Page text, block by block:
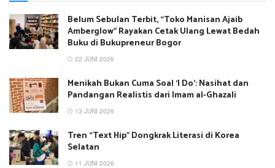
Belum Sebulan Terbit, “Toko Manisan Ajaib
Amberglow” Rayakan Cetak Ulang Lewat Bedah
Buku di Bukupreneur Bogor
22 JUNI 2026
Menikah Bukan Cuma Soal ‘I Do’: Nasihat dan
Pandangan Realistis dari Imam al-Ghazali
13 JUNI 2026
Tren “Text Hip” Dongkrak Literasi di Korea
Selatan
11 JUNI 2026